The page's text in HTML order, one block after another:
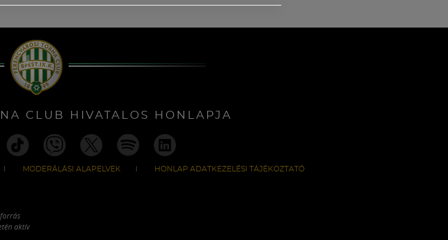
CLUB HIVATALOS HONLAPJA
MODERÁLÁSI ALAPELVEK HONLAP ADATKEZELÉSI TÁJÉKOZTATÓ
aktív